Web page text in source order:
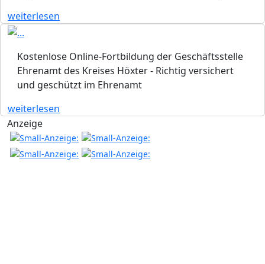
weiterlesen
Kostenlose Online-Fortbildung der Geschäftsstelle
Ehrenamt des Kreises Höxter - Richtig versichert
und geschützt im Ehrenamt
weiterlesen
Anzeige